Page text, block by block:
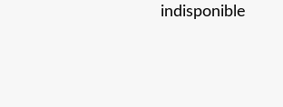
indisponible